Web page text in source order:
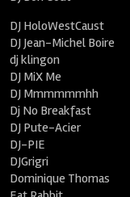
DJ HoloWestCaust
DJ Jean-Michel Boire
dj klingon
DJ MiX Me
DJ Mmmmmmhh
Dj No Breakfast
DJ Pute-Acier
DJ-PIE
DJGrigri
Dominique Thomas